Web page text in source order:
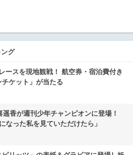
グ
ースを現地観戦！ 航空券・宿泊費付き
チケット」が当たる
遥香が週刊少年チャンピオンに登場！
なった私を見ていただけたら」